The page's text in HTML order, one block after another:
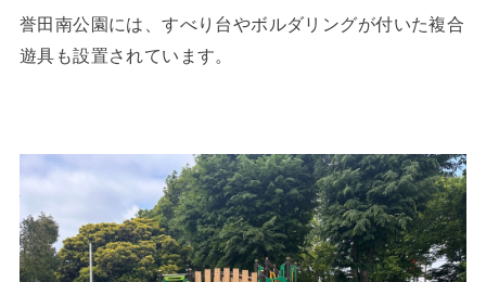
誉田南公園には、すべり台やボルダリングが付いた複合
遊具も設置されています。